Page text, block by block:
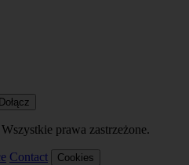
Dołącz
prawa zastrzeżone.
Contact Cookies